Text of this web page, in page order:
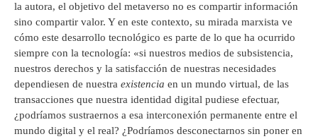
la autora, el objetivo del metaverso no es compartir información
sino compartir valor. Y en este contexto, su mirada marxista ve
cómo este desarrollo tecnológico es parte de lo que ha ocurrido
siempre con la tecnología: «si nuestros medios de subsistencia,
nuestros derechos y la satisfacción de nuestras necesidades
dependiesen de nuestra existencia en un mundo virtual, de las
transacciones que nuestra identidad digital pudiese efectuar,
¿podríamos sustraernos a esa interconexión permanente entre el
mundo digital y el real? ¿Podríamos desconectarnos sin poner en